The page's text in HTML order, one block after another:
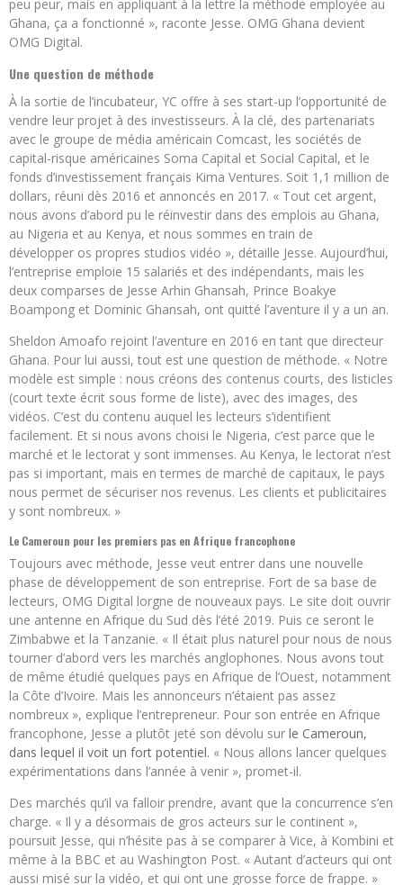
peu peur, mais en appliquant à la lettre la méthode employée au
Ghana, ça a fonctionné », raconte Jesse. OMG Ghana devient
OMG Digital.
Une question de méthode
À la sortie de l’incubateur, YC offre à ses start-up l’opportunité de
vendre leur projet à des investisseurs. À la clé, des partenariats
avec le groupe de média américain Comcast, les sociétés de
capital-risque américaines Soma Capital et Social Capital, et le
fonds d’investissement français Kima Ventures. Soit 1,1 million de
dollars, réuni dès 2016 et annoncés en 2017. « Tout cet argent,
nous avons d’abord pu le réinvestir dans des emplois au Ghana,
au Nigeria et au Kenya, et nous sommes en train de
développer os propres studios vidéo », détaille Jesse. Aujourd’hui,
l’entreprise emploie 15 salariés et des indépendants, mais les
deux comparses de Jesse Arhin Ghansah, Prince Boakye
Boampong et Dominic Ghansah, ont quitté l’aventure il y a un an.
Sheldon Amoafo rejoint l’aventure en 2016 en tant que directeur
Ghana. Pour lui aussi, tout est une question de méthode. « Notre
modèle est simple : nous créons des contenus courts, des listicles
(court texte écrit sous forme de liste), avec des images, des
vidéos. C’est du contenu auquel les lecteurs s’identifient
facilement. Et si nous avons choisi le Nigeria, c’est parce que le
marché et le lectorat y sont immenses. Au Kenya, le lectorat n’est
pas si important, mais en termes de marché de capitaux, le pays
nous permet de sécuriser nos revenus. Les clients et publicitaires
y sont nombreux. »
Le Cameroun pour les premiers pas en Afrique francophone
Toujours avec méthode, Jesse veut entrer dans une nouvelle
phase de développement de son entreprise. Fort de sa base de
lecteurs, OMG Digital lorgne de nouveaux pays. Le site doit ouvrir
une antenne en Afrique du Sud dès l’été 2019. Puis ce seront le
Zimbabwe et la Tanzanie. « Il était plus naturel pour nous de nous
tourner d’abord vers les marchés anglophones. Nous avons tout
de même étudié quelques pays en Afrique de l’Ouest, notamment
la Côte d’Ivoire. Mais les annonceurs n’étaient pas assez
nombreux », explique l’entrepreneur. Pour son entrée en Afrique
francophone, Jesse a plutôt jeté son dévolu sur le Cameroun,
dans lequel il voit un fort potentiel. « Nous allons lancer quelques
expérimentations dans l’année à venir », promet-il.
Des marchés qu’il va falloir prendre, avant que la concurrence s’en
charge. « Il y a désormais de gros acteurs sur le continent »,
poursuit Jesse, qui n’hésite pas à se comparer à Vice, à Kombini et
même à la BBC et au Washington Post. « Autant d’acteurs qui ont
aussi misé sur la vidéo, et qui ont une grosse force de frappe. »